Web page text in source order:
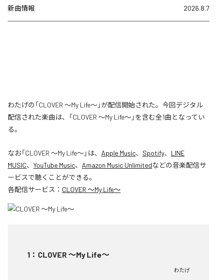
新曲情報 2026.8.7
わたげの「CLOVER ～My Life～」が配信開始された。今回デジタル
配信された楽曲は、「CLOVER ～My Life～」を含む全1曲となってい
る。
なお「CLOVER ～My Life～」は、 Apple Music、 Spotify、 LINE
MUSIC、 YouTube Music、 Amazon Music Unlimitedなどの音楽配信サ
ービスで聴くことができる。
各配信サービス： CLOVER ～My Life～
1 ： CLOVER ～My Life～
わたげ